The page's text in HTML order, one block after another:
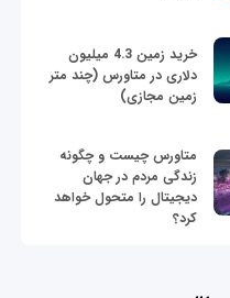
خرید زمین 4.3 میلیون
دلاری در متاورس (چند متر
زمین مجازی)
متاورس چیست و چگونه
زندگی مردم در جهان
دیجیتال را متحول خواهد
کرد؟